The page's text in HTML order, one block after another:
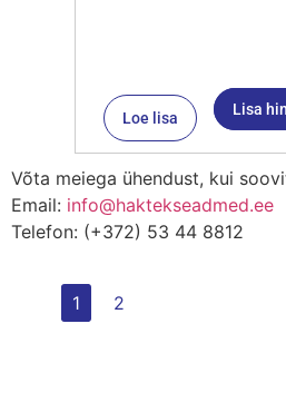
Loe lisa Lisa
Võta meiega ühendust, kui
Email: info@haktekseadmed.ee
Telefon: (+372) 53 44 8812
1 2